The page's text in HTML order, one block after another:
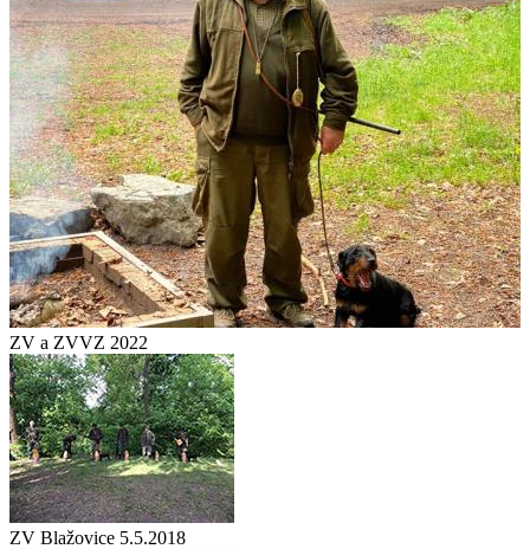
ZV a ZVVZ 2022
ZV Blažovice 5.5.2018